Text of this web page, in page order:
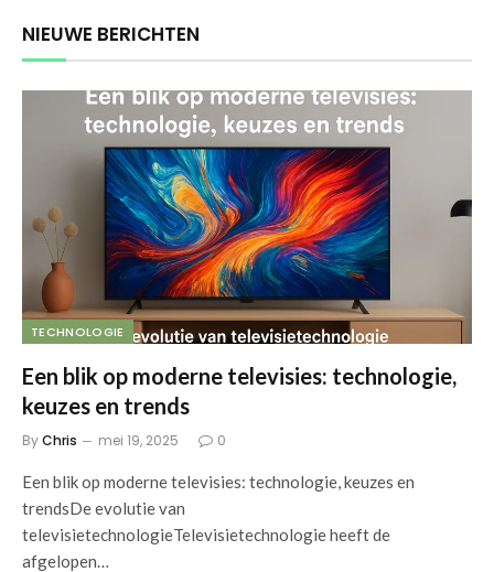
NIEUWE BERICHTEN
TECHNOLOGIE
Een blik op moderne televisies: technologie,
keuzes en trends
ByChris mei 19, 2025 0
Een blik op moderne televisies: technologie, keuzes en
trendsDe evolutie van
televisietechnologieTelevisietechnologie heeft de
afgelopen…